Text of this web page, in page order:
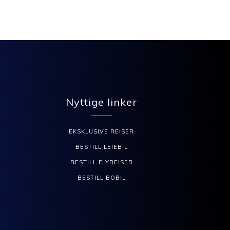
Nyttige linker
EKSKLUSIVE REISER
BESTILL LEIEBIL
BESTILL FLYREISER
BESTILL BOBIL